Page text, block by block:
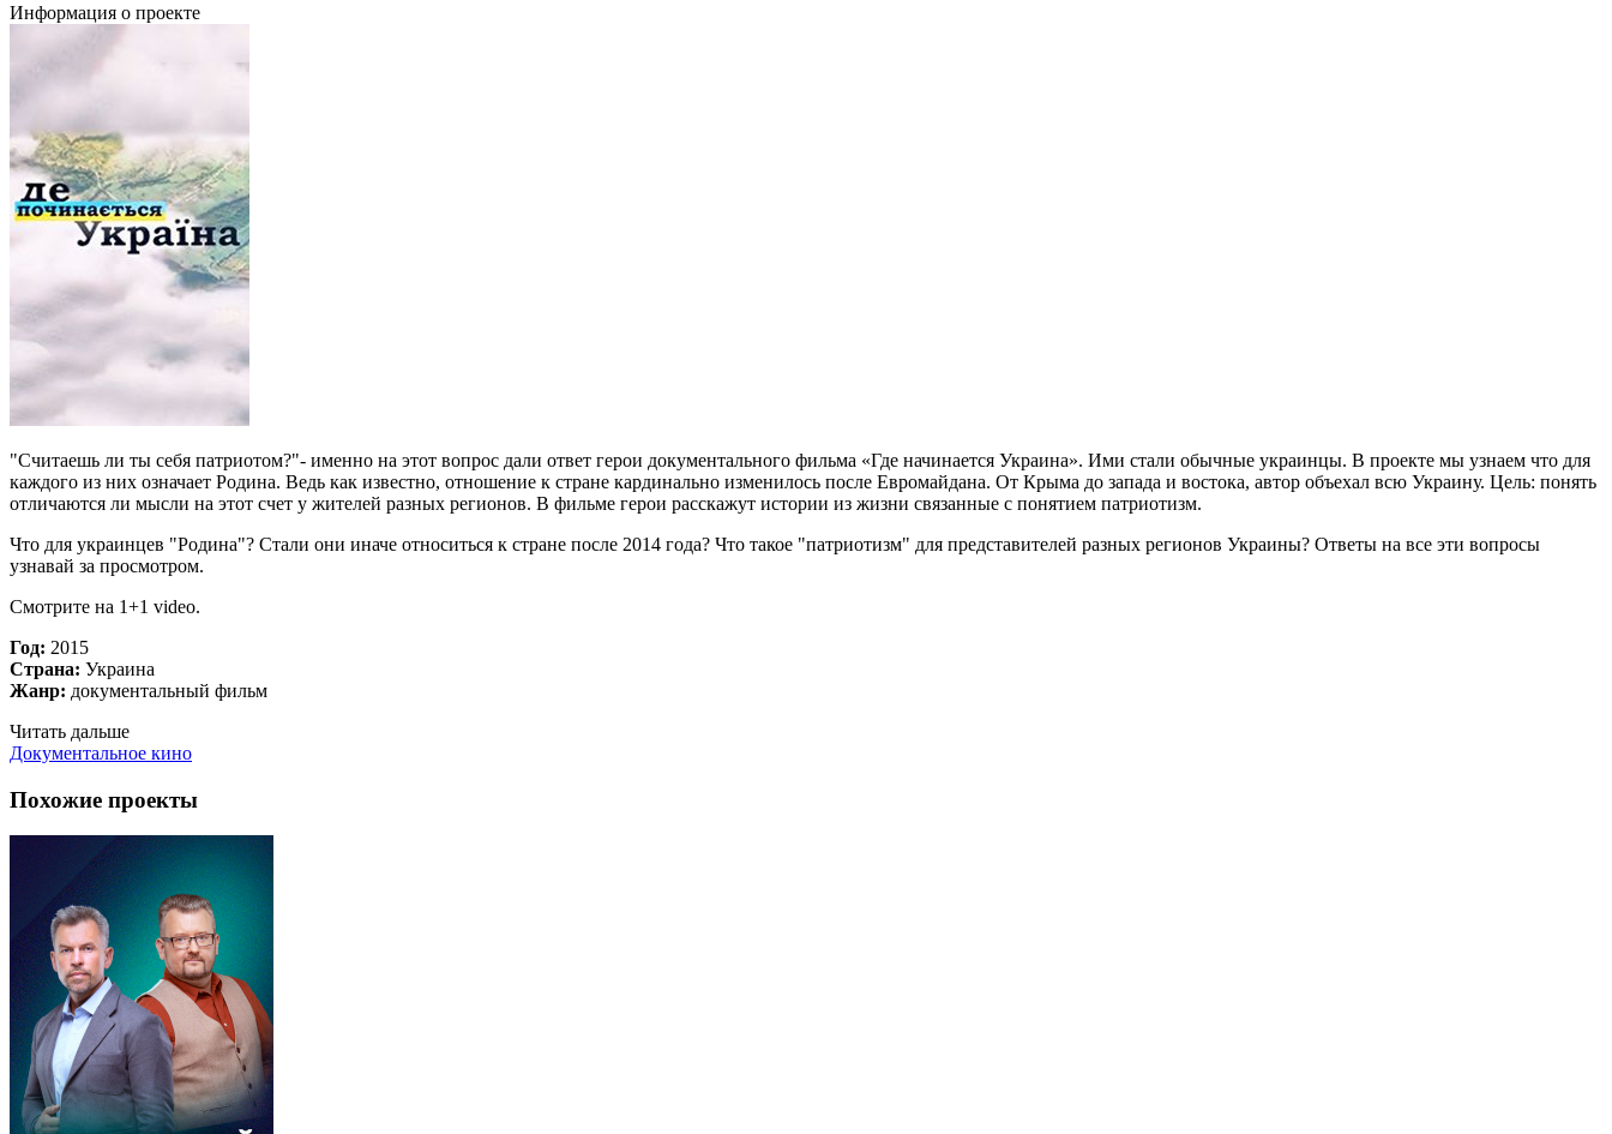
Информация о проекте
"Считаешь ли ты себя патриотом?"- именно на этот вопрос дали ответ герои документального фильма «Где начинается Украина». Ими стали обычные украинцы. В проекте мы узнаем что для
каждого из них означает Родина. Ведь как известно, отношение к стране кардинально изменилось после Евромайдана. От Крыма до запада и востока, автор объехал всю Украину. Цель: понять
отличаются ли мысли на этот счет у жителей разных регионов. В фильме герои расскажут истории из жизни связанные с понятием патриотизм.
Что для украинцев "Родина"? Стали они иначе относиться к стране после 2014 года? Что такое "патриотизм" для представителей разных регионов Украины? Ответы на все эти вопросы
узнавай за просмотром.
Смотрите на 1+1 video.
Год: 2015
Страна: Украина
Жанр: документальный фильм
Читать дальше
Документальное кино
Похожие проекты